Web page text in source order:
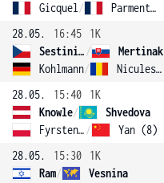
Gicquel / Parmentier
28.05.
16:45
1K
Sestini Hlaváčková /
Mertinak
Kohlmann/ Niculescu
28.05.
15:40
1K
Knowle/
Shvedova
Fyrstenberg / Yan (8)
28.05.
15:30
1K
Ram/
Vesnina